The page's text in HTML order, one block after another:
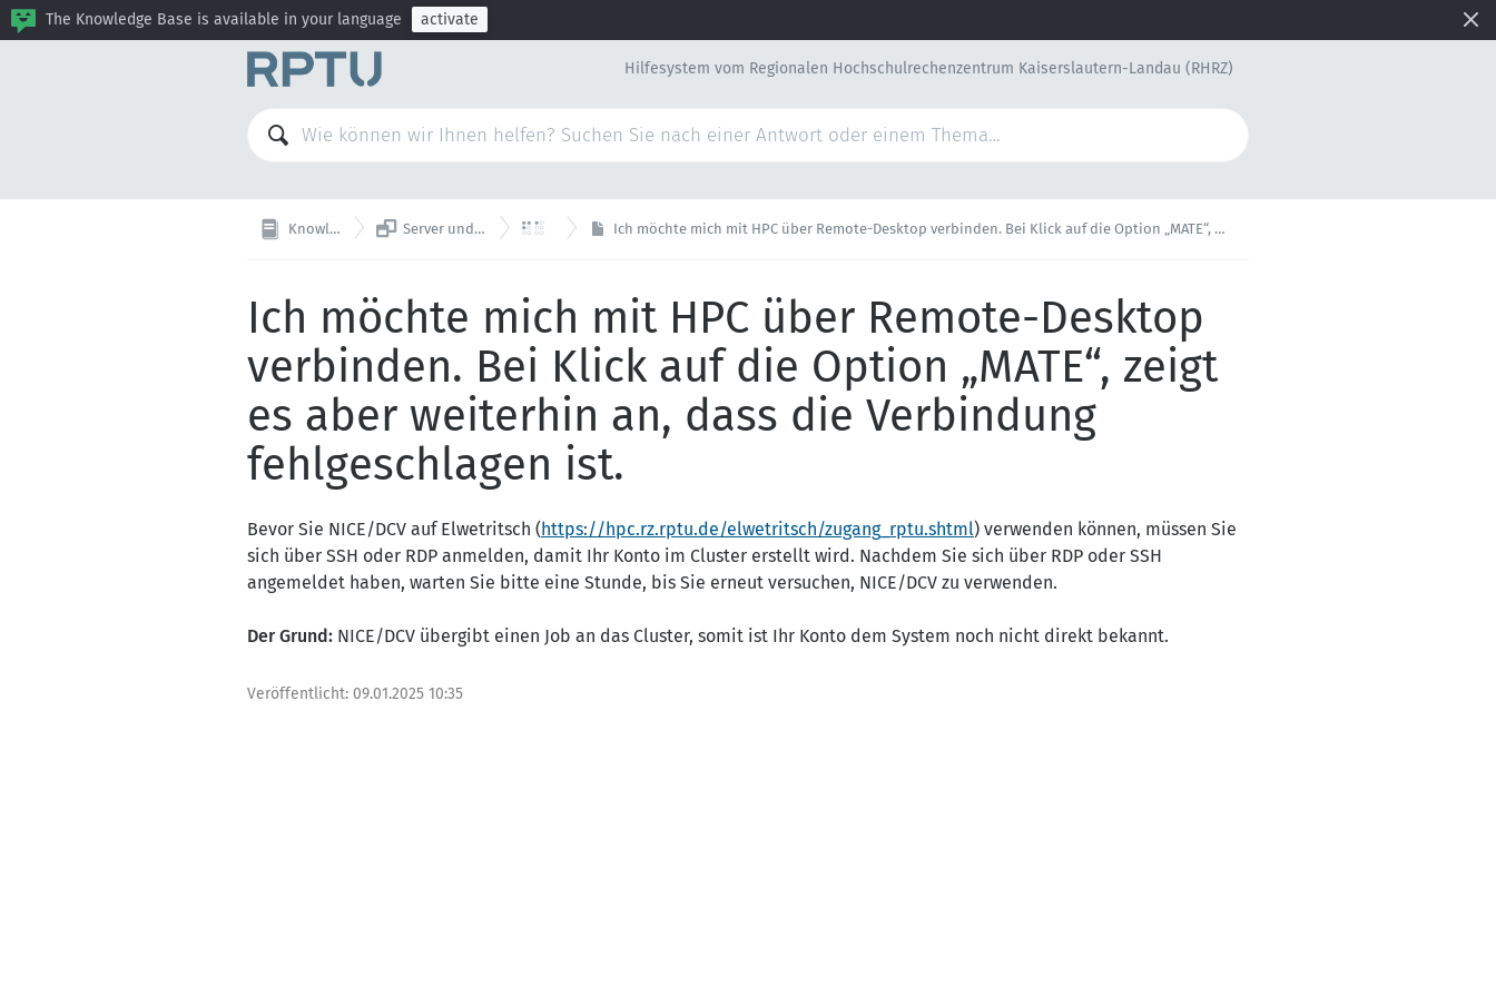
The Knowledge Base is available in your language activate
Hilfesystem vom Regionalen Hochschulrechenzentrum Kaiserslautern-Landau (RHRZ)
Knowledge Base  Server und Remotelogin  HPC Ich möchte mich mit HPC über Remote-Desktop verbinden. Bei Klick auf die Option „MATE“, zeigt es aber weiterhin an, dass die Verbindung fehlgeschlagen ist.
Ich möchte mich mit HPC über Remote-Desktop
verbinden. Bei Klick auf die Option „MATE“, zeigt
es aber weiterhin an, dass die Verbindung
fehlgeschlagen ist.
Bevor Sie NICE/DCV auf Elwetritsch (https://hpc.rz.rptu.de/elwetritsch/zugang_rptu.shtml) verwenden können, müssen Sie
sich über SSH oder RDP anmelden, damit Ihr Konto im Cluster erstellt wird. Nachdem Sie sich über RDP oder SSH
angemeldet haben, warten Sie bitte eine Stunde, bis Sie erneut versuchen, NICE/DCV zu verwenden.
Der Grund: NICE/DCV übergibt einen Job an das Cluster, somit ist Ihr Konto dem System noch nicht direkt bekannt.
Veröffentlicht: 09.01.2025 10:35